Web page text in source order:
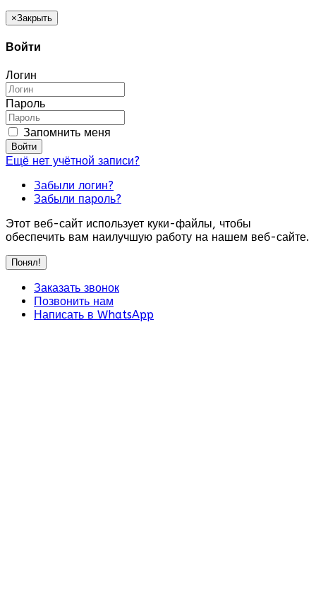
×Закрыть
Войти
Логин
Пароль
Запомнить меня
Войти
Ещё нет учётной записи?
Забыли логин?
Забыли пароль?
Этот веб-сайт использует куки-файлы, чтобы
обеспечить вам наилучшую работу на нашем веб-сайте.
Понял!
Заказать звонок
Позвонить нам
Написать в WhatsApp